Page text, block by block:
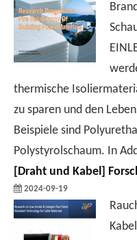
thermische
zu sparen und den
Beispiele sind
Polystyrolschaum. In
Draht und Kabel Forschung zu
2024-09-19